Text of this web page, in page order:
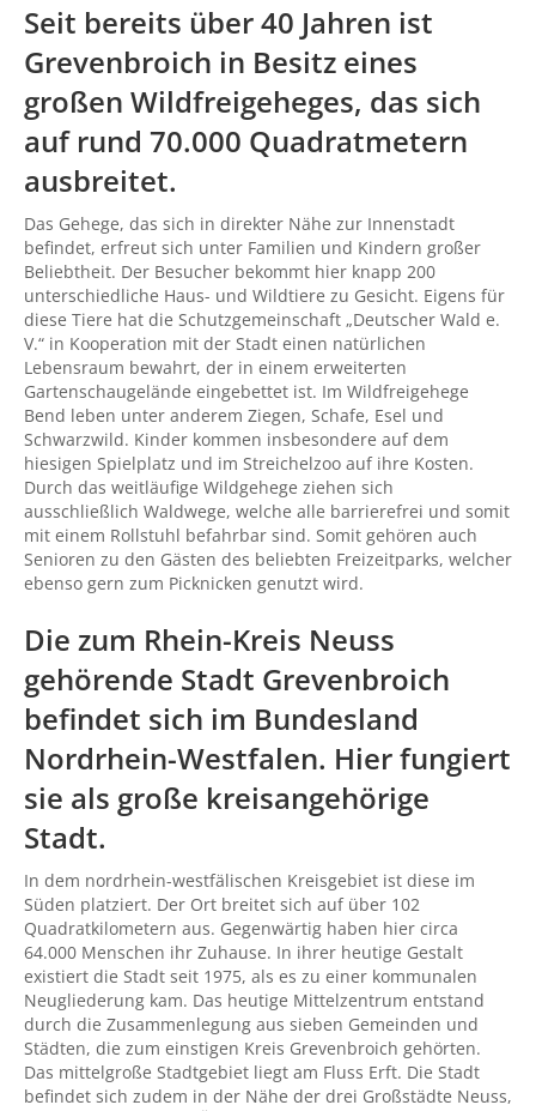
Seit bereits über 40 Jahren ist
Grevenbroich in Besitz eines
großen Wildfreigeheges, das sich
auf rund 70.000 Quadratmetern
ausbreitet.
Das Gehege, das sich in direkter Nähe zur Innenstadt
befindet, erfreut sich unter Familien und Kindern großer
Beliebtheit. Der Besucher bekommt hier knapp 200
unterschiedliche Haus- und Wildtiere zu Gesicht. Eigens für
diese Tiere hat die Schutzgemeinschaft „Deutscher Wald e.
V.“ in Kooperation mit der Stadt einen natürlichen
Lebensraum bewahrt, der in einem erweiterten
Gartenschaugelände eingebettet ist. Im Wildfreigehege
Bend leben unter anderem Ziegen, Schafe, Esel und
Schwarzwild. Kinder kommen insbesondere auf dem
hiesigen Spielplatz und im Streichelzoo auf ihre Kosten.
Durch das weitläufige Wildgehege ziehen sich
ausschließlich Waldwege, welche alle barrierefrei und somit
mit einem Rollstuhl befahrbar sind. Somit gehören auch
Senioren zu den Gästen des beliebten Freizeitparks, welcher
ebenso gern zum Picknicken genutzt wird.
Die zum Rhein-Kreis Neuss
gehörende Stadt Grevenbroich
befindet sich im Bundesland
Nordrhein-Westfalen. Hier fungiert
sie als große kreisangehörige
Stadt.
In dem nordrhein-westfälischen Kreisgebiet ist diese im
Süden platziert. Der Ort breitet sich auf über 102
Quadratkilometern aus. Gegenwärtig haben hier circa
64.000 Menschen ihr Zuhause. In ihrer heutige Gestalt
existiert die Stadt seit 1975, als es zu einer kommunalen
Neugliederung kam. Das heutige Mittelzentrum entstand
durch die Zusammenlegung aus sieben Gemeinden und
Städten, die zum einstigen Kreis Grevenbroich gehörten.
Das mittelgroße Stadtgebiet liegt am Fluss Erft. Die Stadt
befindet sich zudem in der Nähe der drei Großstädte Neuss,